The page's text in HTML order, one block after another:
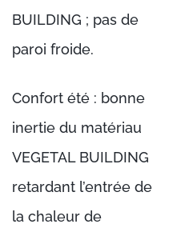
BUILDING ; pas de
paroi froide.
Confort été : bonne
inertie du matériau
VEGETAL BUILDING
retardant l’entrée de
la chaleur de